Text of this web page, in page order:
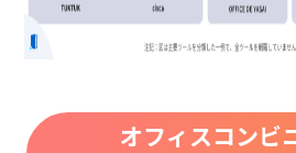
オフィスコンビ